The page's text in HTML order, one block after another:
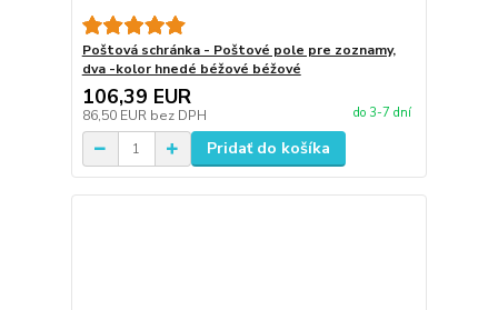
Poštová schránka - Poštové pole pre zoznamy,
dva -kolor hnedé béžové béžové
106,39 EUR
86,50 EUR bez DPH do 3-7 dní
Pridať do košíka